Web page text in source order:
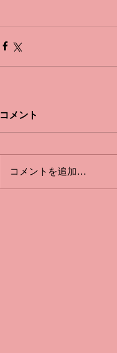
コメント
コメントを追加…